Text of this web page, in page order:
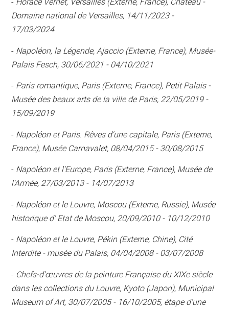
- Horace Vernet, Versailles (Externe, France), Château -
Domaine national de Versailles, 14/11/2023 -
17/03/2024
- Napoléon, la Légende, Ajaccio (Externe, France), Musée-
Palais Fesch, 30/06/2021 - 04/10/2021
- Paris romantique, Paris (Externe, France), Petit Palais -
Musée des beaux arts de la ville de Paris, 22/05/2019 -
15/09/2019
- Napoléon et Paris. Rêves d'une capitale, Paris (Externe,
France), Musée Carnavalet, 08/04/2015 - 30/08/2015
- Napoléon et l'Europe, Paris (Externe, France), Musée de
l'Armée, 27/03/2013 - 14/07/2013
- Napoléon et le Louvre, Moscou (Externe, Russie), Musée
historique d' Etat de Moscou, 20/09/2010 - 10/12/2010
- Napoléon et le Louvre, Pékin (Externe, Chine), Cité
Interdite - musée du Palais, 04/04/2008 - 03/07/2008
- Chefs-d'œuvres de la peinture Française du XIXe siècle
dans les collections du Louvre, Kyoto (Japon), Municipal
Museum of Art, 30/07/2005 - 16/10/2005, étape d'une